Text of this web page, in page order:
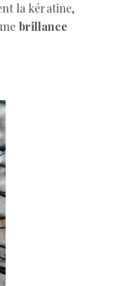
la kératine,
brillance